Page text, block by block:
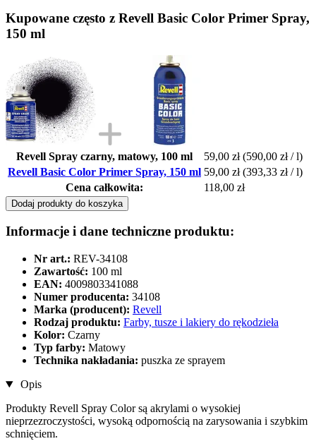
Kupowane często z Revell Basic Color Primer Spray,
150 ml
Revell Spray czarny, matowy, 100 ml 59,00 zł (590,00 zł / l)
Revell Basic Color Primer Spray, 150 ml 59,00 zł (393,33 zł / l)
Cena całkowita:
118,00 zł
Dodaj produkty do koszyka
Informacje i dane techniczne produktu:
Nr art.: REV-34108
Zawartość: 100 ml
EAN: 4009803341088
Numer producenta: 34108
Marka (producent): Revell
Rodzaj produktu: Farby, tusze i lakiery do rękodzieła
Kolor: Czarny
Typ farby: Matowy
Technika nakładania: puszka ze sprayem
Opis
Produkty Revell Spray Color są akrylami o wysokiej
nieprzezroczystości, wysoką odpornością na zarysowania i szybkim
schnięciem.